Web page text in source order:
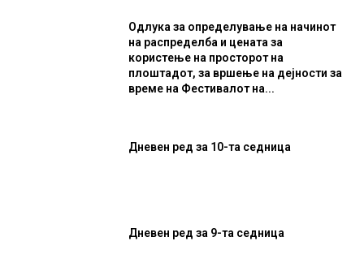
Одлука за определување на начинот
на распределба и цената за
користење на просторот на
плоштадот, за вршење на дејности за
време на Фестивалот на...
Дневен ред за 10-та седница
Дневен ред за 9-та седница